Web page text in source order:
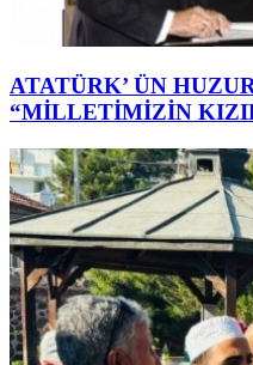
ATATÜRK’ ÜN
“MİLLETİMİZİN